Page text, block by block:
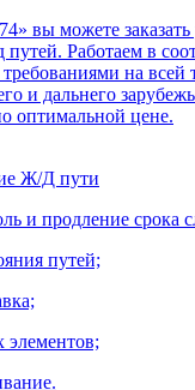
вы можете заказать
Работаем в
на всей
и дальнего
оптимальной цене.
Ж/Д пути
и продление срока
путей;
элементов;